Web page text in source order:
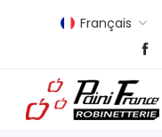
Français